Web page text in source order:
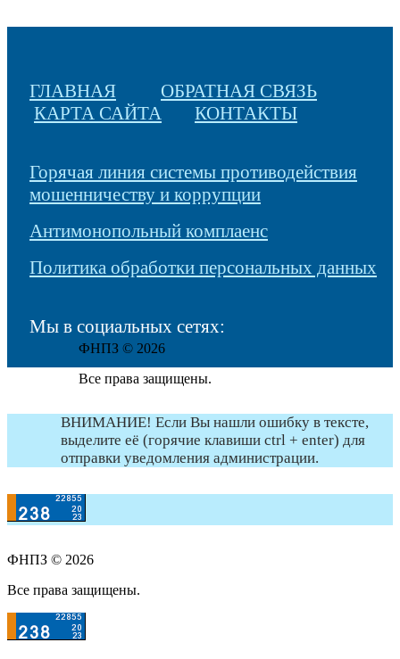
ГЛАВНАЯ
ОБРАТНАЯ СВЯЗЬ
КАРТА САЙТА
КОНТАКТЫ
Горячая линия системы противодействия
мошенничеству и коррупции
Антимонопольный комплаенс
Политика обработки персональных данных
Мы в социальных сетях:
ФНПЗ © 2026
Все права защищены.
ВНИМАНИЕ! Если Вы нашли ошибку в тексте,
выделите её (горячие клавиши ctrl + enter) для
отправки уведомления администрации.
ФНПЗ © 2026
Все права защищены.